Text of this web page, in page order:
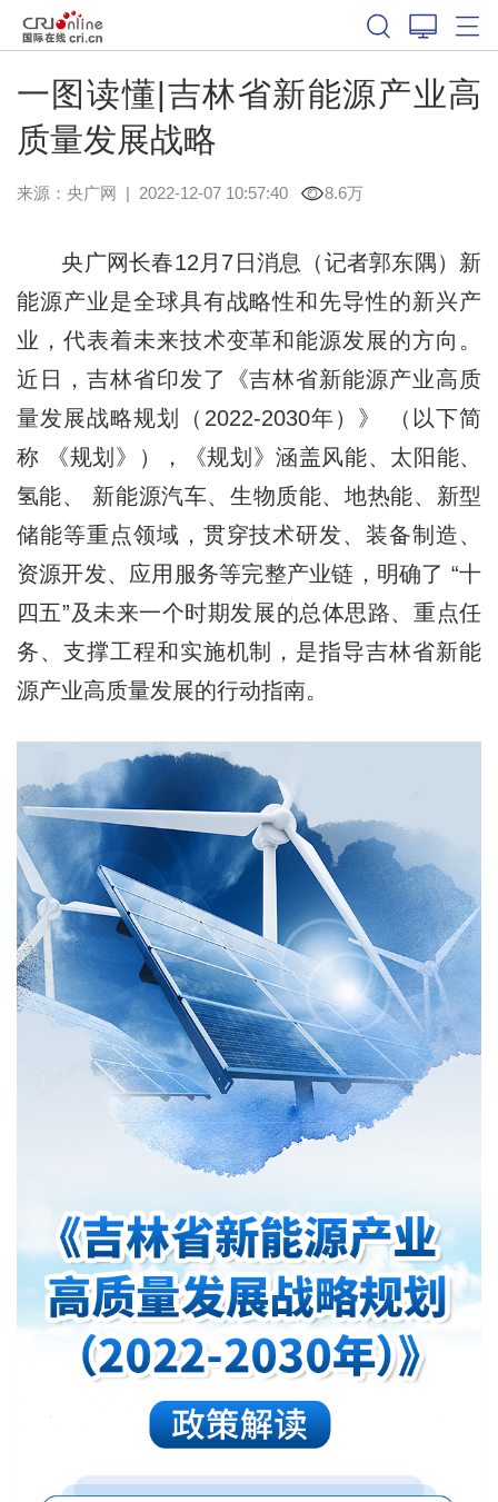
一图读懂|吉林省新能源产业高
质量发展战略
来源： 央广网 | 2022-12-07 10:57:40 8.6万
央广网长春12月7日消息（记者郭东隅）新
能源产业是全球具有战略性和先导性的新兴产
业，代表着未来技术变革和能源发展的方向。
近日，吉林省印发了《吉林省新能源产业高质
量发展战略规划（2022-2030年）》 （以下简
称 《规划》），《规划》涵盖风能、太阳能、
氢能、 新能源汽车、生物质能、地热能、新型
储能等重点领域，贯穿技术研发、装备制造、
资源开发、应用服务等完整产业链，明确了 “十
四五”及未来一个时期发展的总体思路、重点任
务、支撑工程和实施机制，是指导吉林省新能
源产业高质量发展的行动指南。